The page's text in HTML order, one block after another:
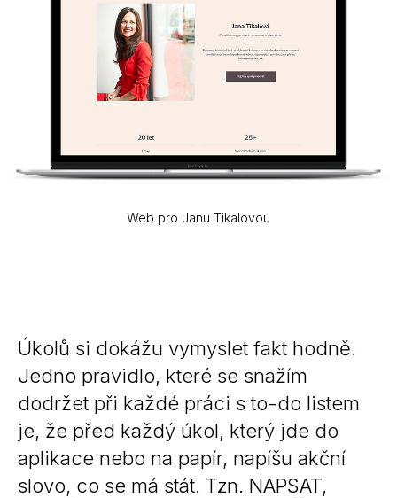
Web pro Janu Tikalovou
Úkolů si dokážu vymyslet fakt hodně.
Jedno pravidlo, které se snažím
dodržet při každé práci s to-do listem
je, že před každý úkol, který jde do
aplikace nebo na papír, napíšu akční
slovo, co se má stát. Tzn. NAPSAT,